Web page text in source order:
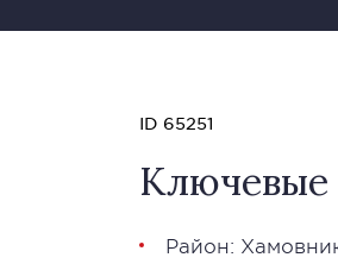
ID 65251
Ключевые
Район: